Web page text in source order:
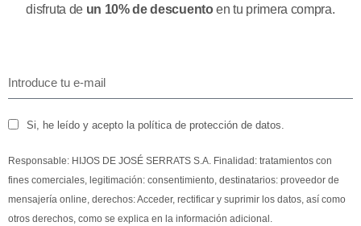
disfruta de un 10% de descuentoen tu primera compra.
Si, he leído y acepto la política de protección de datos.
Responsable: HIJOS DE JOSÉ SERRATS S.A. Finalidad: tratamientos con
fines comerciales, legitimación: consentimiento, destinatarios: proveedor de
mensajería online, derechos: Acceder, rectificar y suprimir los datos, así como
otros derechos, como se explica en la información adicional.